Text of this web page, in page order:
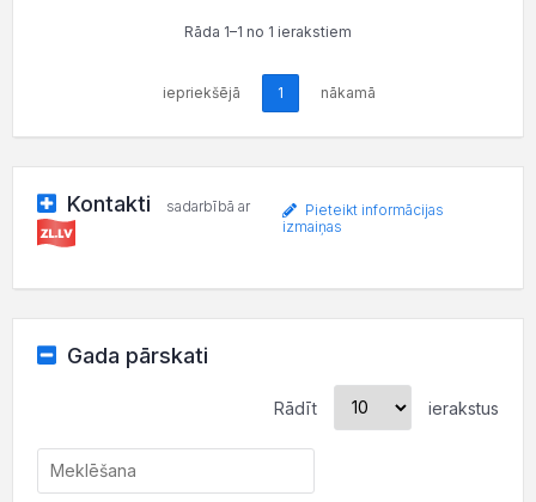
Rāda 1–1 no 1 ierakstiem
iepriekšējā 1 nākamā
Kontakti sadarbībā ar
Pieteikt informācijas
izmaiņas
Gada pārskati
Rādīt ierakstus